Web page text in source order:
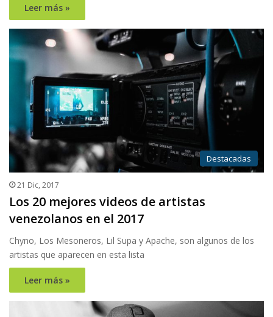
Leer más »
Destacadas
21 Dic, 2017
Los 20 mejores videos de artistas
venezolanos en el 2017
Chyno, Los Mesoneros, Lil Supa y Apache, son algunos de los
artistas que aparecen en esta lista
Leer más »